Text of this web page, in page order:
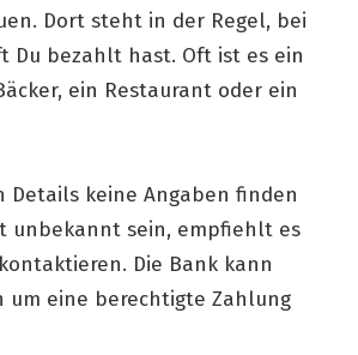
Dort steht in der Regel, bei
Du bezahlt hast. Oft ist es ein
ein Restaurant oder ein
Details keine Angaben finden
unbekannt sein, empfiehlt es
Die Bank kann
um eine berechtigte Zahlung